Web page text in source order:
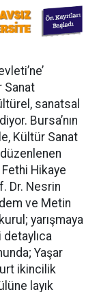
Sanat
sanatsal
Bursa’nın
Kültür Sanat
Fethi Hikaye
Dr. Nesrin
ve Metin
yarışmaya
Yaşar
ikincilik
layık